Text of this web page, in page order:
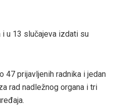
u 13 slučajeva izdati su
47 prijavljenih radnika i jedan
rad nadležnog organa i tri